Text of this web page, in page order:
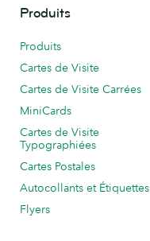
Produits
Produits
Cartes de Visite
Cartes de Visite Carrées
MiniCards
Cartes de Visite
Typographiées
Cartes Postales
Autocollants et Étiquettes
Flyers